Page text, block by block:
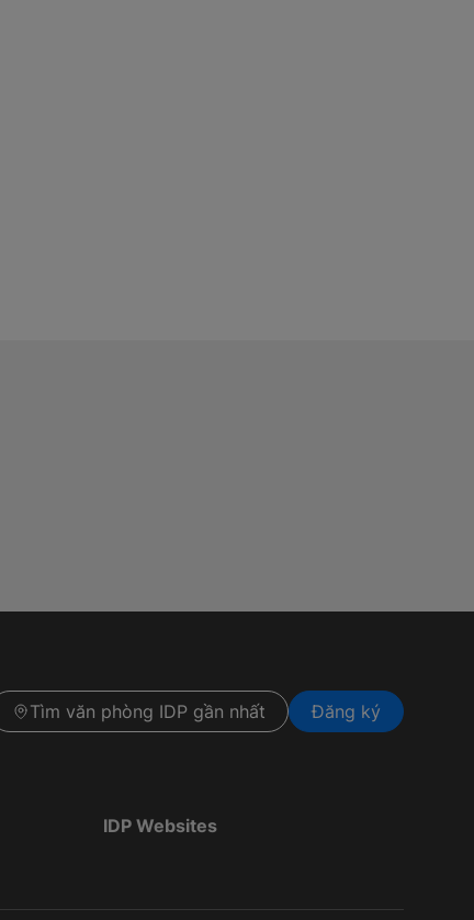
Tìm văn phòng IDP gần nhất Đăng ký
IDP Websites